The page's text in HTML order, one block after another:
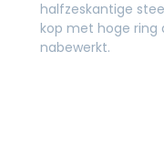
halfzeskantige
kop met hoge ring
nabewerkt.